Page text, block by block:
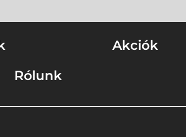
Akciók
Rólunk